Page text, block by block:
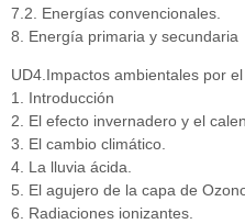
7.2. Energías convencionales.
8. Energía primaria y secundaria
UD4.Impactos ambientales por
1. Introducción
2. El efecto invernadero y el
3. El cambio climático.
4. La lluvia ácida.
5. El agujero de la capa de
6. Radiaciones ionizantes.